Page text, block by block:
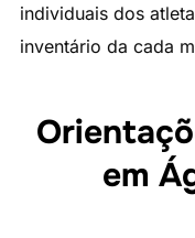
individuais dos
inventário da cada
em